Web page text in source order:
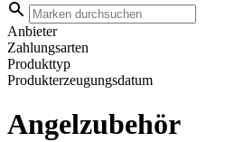
Anbieter
Zahlungsarten
Produkttyp
Produkterzeugungsdatum
Angelzubehör